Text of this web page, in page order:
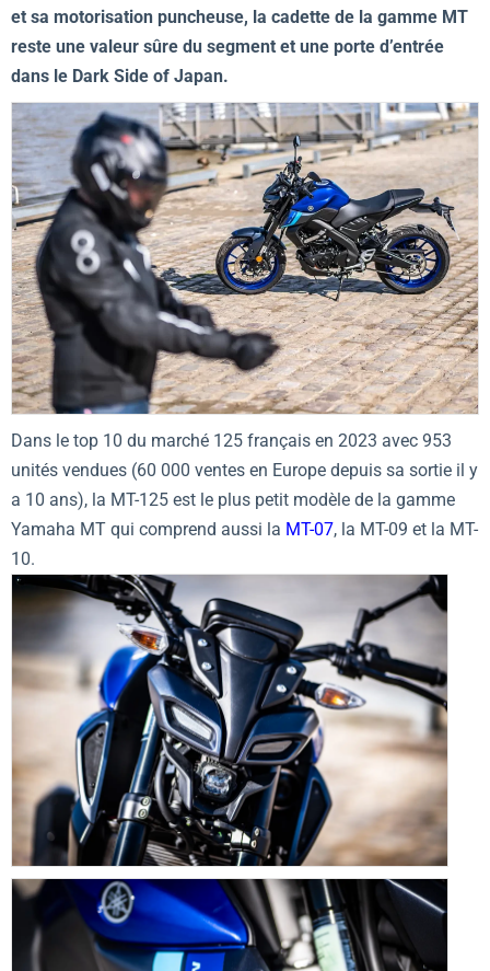
et sa motorisation puncheuse, la cadette de la gamme MT
reste une valeur sûre du segment et une porte d’entrée
dans le Dark Side of Japan.
Dans le top 10 du marché 125 français en 2023 avec 953
unités vendues (60 000 ventes en Europe depuis sa sortie il y
a 10 ans), la MT-125 est le plus petit modèle de la gamme
Yamaha MT qui comprend aussi la MT-07, la MT-09 et la MT-
10.